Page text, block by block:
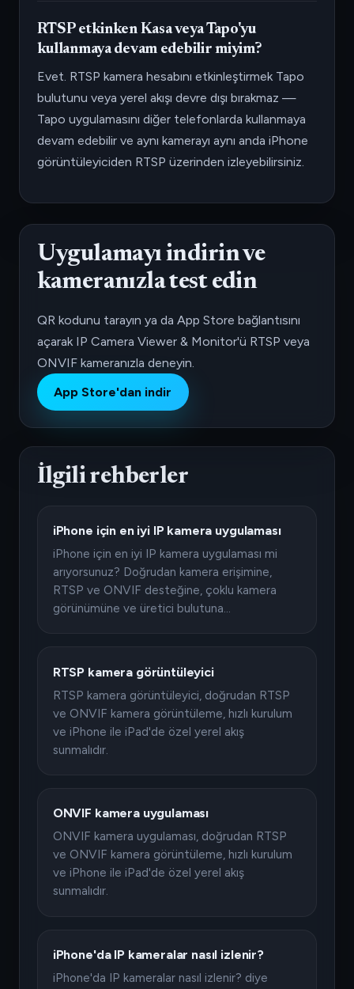
RTSP etkinken Kasa veya Tapo'yu
kullanmaya devam edebilir miyim?
Evet. RTSP kamera hesabını etkinleştirmek Tapo
bulutunu veya yerel akışı devre dışı bırakmaz —
Tapo uygulamasını diğer telefonlarda kullanmaya
devam edebilir ve aynı kamerayı aynı anda iPhone
görüntüleyiciden RTSP üzerinden izleyebilirsiniz.
Uygulamayı indirin ve
kameranızla test edin
QR kodunu tarayın ya da App Store bağlantısını
açarak IP Camera Viewer & Monitor'ü RTSP veya
ONVIF kameranızla deneyin.
App Store'dan indir
İlgili rehberler
iPhone için en iyi IP kamera uygulaması
iPhone için en iyi IP kamera uygulaması mi
arıyorsunuz? Doğrudan kamera erişimine,
RTSP ve ONVIF desteğine, çoklu kamera
görünümüne ve üretici bulutuna…
RTSP kamera görüntüleyici
RTSP kamera görüntüleyici, doğrudan RTSP
ve ONVIF kamera görüntüleme, hızlı kurulum
ve iPhone ile iPad'de özel yerel akış
sunmalıdır.
ONVIF kamera uygulaması
ONVIF kamera uygulaması, doğrudan RTSP
ve ONVIF kamera görüntüleme, hızlı kurulum
ve iPhone ile iPad'de özel yerel akış
sunmalıdır.
iPhone'da IP kameralar nasıl izlenir?
iPhone'da IP kameralar nasıl izlenir? diye